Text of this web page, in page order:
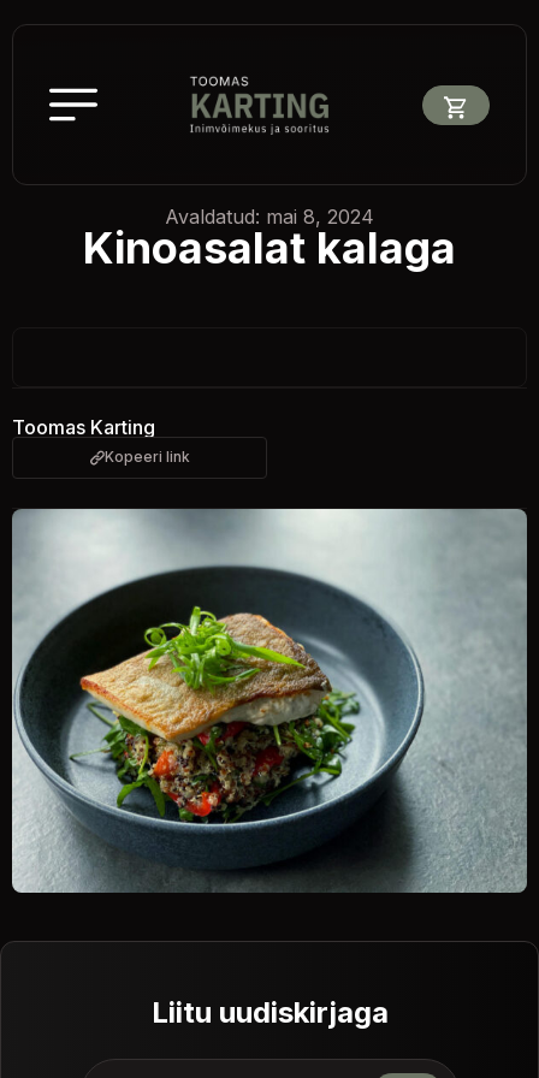
Avaldatud: mai 8, 2024
Kinoasalat kalaga
Toomas Karting
Kopeeri link
Liitu uudiskirjaga